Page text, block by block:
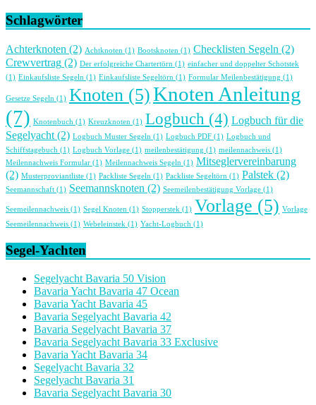
Schlagwörter
Achterknoten (2) Achtknoten (1) Bootsknoten (1) Checklisten Segeln (2)
Crewvertrag (2) Der erfolgreiche Chartertörn (1) einfacher und doppelter Schotstek
(1) Einkaufsliste Segeln (1) Einkaufsliste Segeltörn (1) Formular Meilenbestätigung (1)
Gesetze Segeln (1) Knoten (5)Knoten Anleitung
(7) Knotenbuch (1) Kreuzknoten (1) Logbuch (4) Logbuch für die
Segelyacht(2) Logbuch Muster Segeln (1) Logbuch PDF (1) Logbuch und
Schiffstagebuch (1) Logbuch Vorlage (1) meilenbestätigung (1) meilennachweis (1)
Meilennachweis Formular (1) Meilennachweis Segeln (1) Mitseglervereinbarung
(2) Musterproviantliste (1) Packliste Segeln (1) Packliste Segeltörn (1) Palstek (2)
Seemannschaft (1) Seemannsknoten (2) Seemeilenbestätigung Vorlage (1)
Seemeilennachweis (1) Segel Knoten (1) Stopperstek (1) Vorlage (5) Vorlage
Seemeilennachweis (1) Webeleinstek (1) Yacht-Logbuch (1)
Segel-Yachten
Segelyacht Bavaria 50 Vision
Bavaria Yacht Bavaria 47 Ocean
Bavaria Yacht Bavaria 45
Bavaria Segelyacht Bavaria 42
Bavaria Segelyacht Bavaria 37
Bavaria Segelyacht Bavaria 33 Exclusive
Bavaria Yacht Bavaria 34
Segelyacht Bavaria 32
Segelyacht Bavaria 31
Bavaria Segelyacht Bavaria 30